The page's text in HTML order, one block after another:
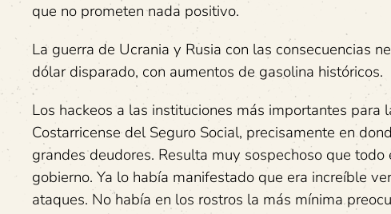
que no prometen nada positivo.
La guerra de Ucrania y Rusia con las consecuencias
dólar disparado, con aumentos de gasolina históricos.
Los hackeos a las instituciones más importantes
Costarricense del Seguro Social, precisamente en
grandes deudores. Resulta muy sospechoso que
gobierno. Ya lo había manifestado que era increíble
ataques. No había en los rostros la más mínima